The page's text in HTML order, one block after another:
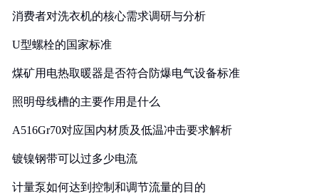
消费者对洗衣机的核心需求调研与分析
U型螺栓的国家标准
煤矿用电热取暖器是否符合防爆电气设备标准
照明母线槽的主要作用是什么
A516Gr70对应国内材质及低温冲击要求解析
镀镍钢带可以过多少电流
计量泵如何达到控制和调节流量的目的